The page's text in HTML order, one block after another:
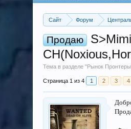
Сайт Форум
Продаю
Тема в разделе "Рынок Пронтеры
Страница 1 из 4 1 2 3 4